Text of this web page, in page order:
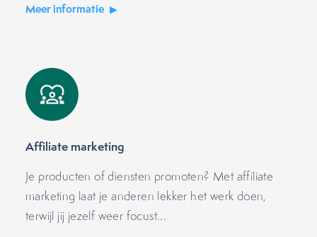
Meer informatie
Affiliate marketing
Je producten of diensten promoten? Met affiliate
marketing laat je anderen lekker het werk doen,
terwijl jij jezelf weer focust...